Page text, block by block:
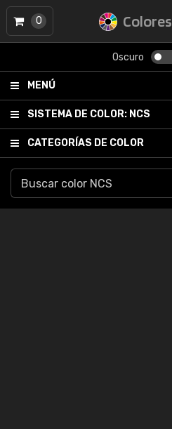
Colores
Oscuro
MENÚ
SISTEMA DE COLOR: NCS
CATEGORÍAS DE COLOR
0